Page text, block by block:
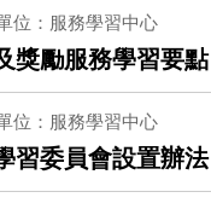
位：服務學習中心
獎勵服務學習要點
位：服務學習中心
習委員會設置辦法